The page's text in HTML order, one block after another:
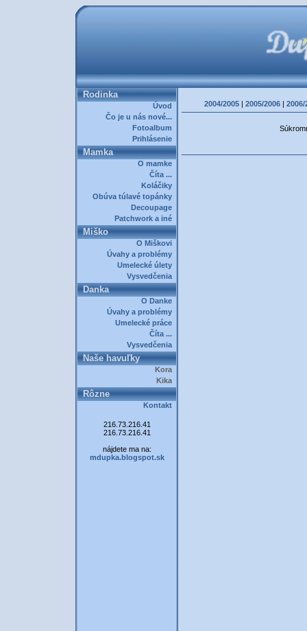
Rodinka
Úvod
Čo je u nás nové...
Fotoalbum
Prihlásenie
Mamka
O mamke
Číta ...
Koláčiky
Obúva túlavé topánky
Decoupage
Patchwork a iné
Miško
O Miškovi
Úvahy a problémy
Umelecké úlety
Vysvedčenia
Danka
O Danke
Úvahy a problémy
Umelecké práce
Číta ...
Vysvedčenia
Naše havuľky
Kora
Kika
Rôzne
Kontakt
216.73.216.41
216.73.216.41
nájdete ma na:
mdupka.blogspot.sk
2004/2005 | 2005/2006 | 2006/